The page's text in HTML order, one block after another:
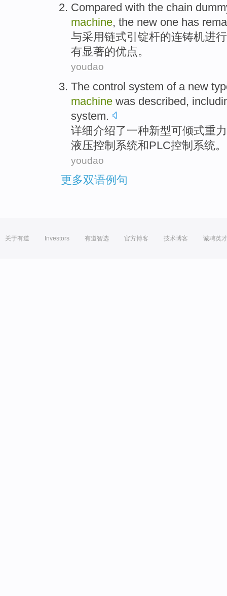
Compared with the chain
machine, the new one has
与采用链式引 锭杆的连铸机进
有显著的优点。
youdao
The control system of a new
machine was described,
system.
详细介绍了一种新型可倾式重力
液压控制 系统和PLC控制 系统。
youdao
更多双语例句
关于有道 Investors 有道智选 官方博客 技术博客 诚聘英才